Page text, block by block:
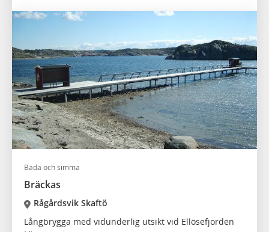
Bada och simma
Bräckas
Rågårdsvik Skaftö
Långbrygga med vidunderlig utsikt vid Ellösefjorden